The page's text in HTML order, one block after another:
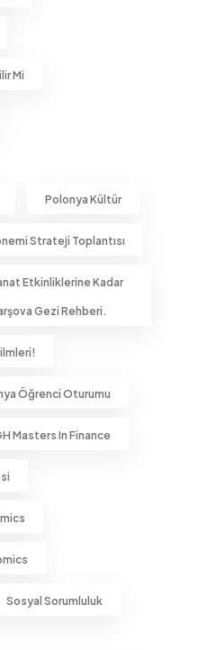
Mi
Polonya Kültür
Strateji Toplantısı
Etkinliklerine Kadar
Gezi Rehberi.
Öğrenci Oturumu
Masters In Finance
Sosyal Sorumluluk